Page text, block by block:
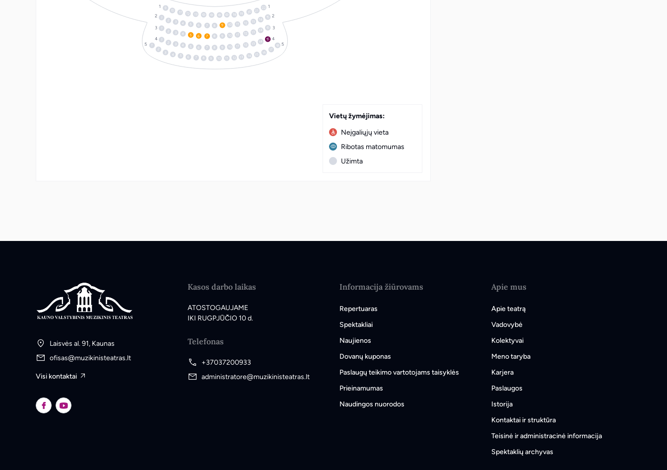
9
10
12 13 18 19 20 21
22
1
2 3 4 5 6 8 9 10 11 12 13 14 15
1
2 3 4 5 6 7 8 9 10 11 12 13 14 15
1
2 3 4 5 6 8 9 10 11 12 13 14 15
1
2
3 4 5 6 7 8 9 10 11 12 13 14 15 16
17
18
Vietų žymėjimas:
Neįgaliųjų vieta
Ribotas matomumas
Užimta
Laisvės al. 91, Kaunas
ofisas@muzikinisteatras.lt
Visi kontaktai
Kasos darbo laikas
ATOSTOGAUJAME
IKI RUGPJŪČIO 10 d.
Telefonas
+37037200933
administratore@muzikinisteatras.lt
Informacija žiūrovams
Repertuaras
Spektakliai
Naujienos
Dovanų kuponas
Paslaugų teikimo vartotojams taisyklės
Prieinamumas
Naudingos nuorodos
Apie mus
Apie teatrą
Vadovybė
Kolektyvai
Meno taryba
Karjera
Paslaugos
Istorija
Kontaktai ir struktūra
Teisinė ir administracinė informacija
Spektaklių archyvas